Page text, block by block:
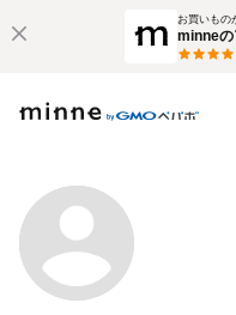
お買いもの
minneの